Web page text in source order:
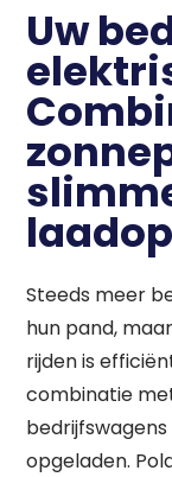
Uw
Steeds meer
hun pand,
rijden is
combinatie
opgeladen.